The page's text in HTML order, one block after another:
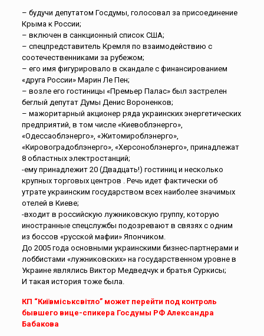
– будучи депутатом Госдумы, голосовал за присоединение
Крыма к России;
– включен в санкционный список США;
– спецпредставитель Кремля по взаимодействию с
соотечественниками за рубежом;
– его имя фигурировало в скандале с финансированием
«друга России» Марин Ле Пен;
– возле его гостиницы «Премьер Палас» был застрелен
беглый депутат Думы Денис Вороненков;
– мажоритарный акционер ряда украинских энергетических
предприятий, в том числе «Киевоблэнерго»,
«Одессаоблэнерго», «Житомироблэнерго»,
«Кировоградоблэнерго», «Херсоноблэнерго», принадлежат
8 областных электростанций;
-ему принадлежит 20 (Двадцать!) гостиниц и несколько
крупных торговых центров . Речь идет фактически об
утрате украинским государством всех наиболее значимых
отелей в Киеве;
-входит в российскую лужниковскую группу, которую
иностранные спецслужбы подозревают в связях с одним
из боссов «русской мафии» Япончиком.
До 2005 года основными украинскими бизнес-партнерами и
лоббистами «лужниковских» на государственном уровне в
Украине являлись Виктор Медведчук и братья Суркисы;
И такая история тоже была.
КП “Київміськсвітло” может перейти под контроль
бывшего вице-спикера Госдумы РФ Александра
Бабакова